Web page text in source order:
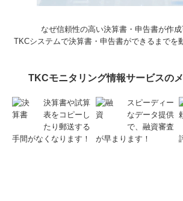
なぜ信頼性の高い決算書・申告書が作成
TKCシステムで決算書・申告書ができるまでを
TKCモニタリング情報サービスの
決算書や試算
表をコピーし
たり郵送する
手間がなくなります！
スピーディー
なデータ提供
で、融資審査
が早まります！